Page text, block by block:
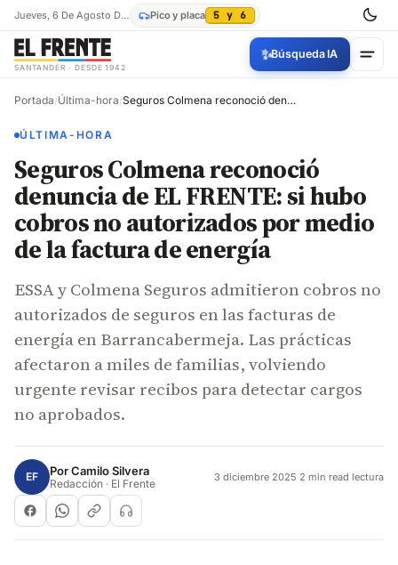
Jueves, 6 De Agosto De 2026 Pico y placa 5 y 6
SANTANDER · DESDE 1942
✨Búsqueda IA
Portada/Última-hora/ Seguros Colmena reconoció denuncia de EL FRENTE: si hubo cobros no autorizados por medio de la factura de energía
ÚLTIMA-HORA
Seguros Colmena reconoció
denuncia de EL FRENTE: si hubo
cobros no autorizados por medio
de la factura de energía
ESSA y Colmena Seguros admitieron cobros no
autorizados de seguros en las facturas de
energía en Barrancabermeja. Las prácticas
afectaron a miles de familias, volviendo
urgente revisar recibos para detectar cargos
no aprobados.
EF PorCamilo Silvera
Redacción · El Frente 3 diciembre 2025·2 min read lectura